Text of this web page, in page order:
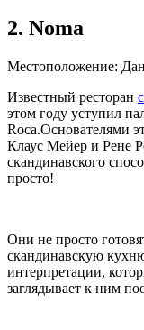
2. Noma
Местоположение:
Известный ресторан
этом году уступил
Roca.Основателями
Клаус Мейер и Рене
скандинавского
просто!
Они не просто
скандинавскую
интерпретации,
заглядывает к ним